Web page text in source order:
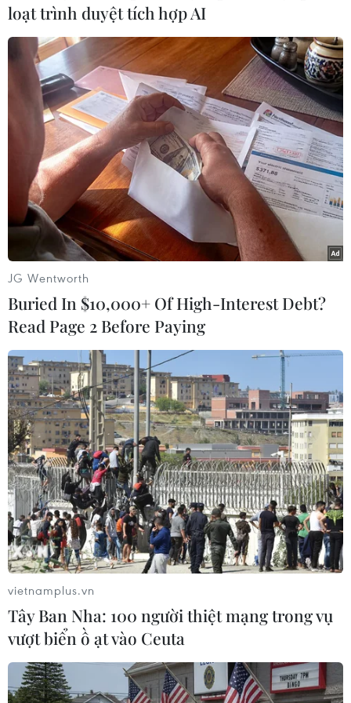
Jong-un, sự cố trong buổi lễ hạ
Xưởng đóng tàu Chongjin ở tỉnh
Bắc Hamgyong là “hành vi phạm
tội” không thể chấp nhận được.
(TTXVN/Vietnam+)
#sự cố tàu khu trục Triều Tiên
#tàu khu trục Triều Tiền
#Triều Tiên
Triều Tiên
Theo dõi VietnamPlus
TIN LIÊN QUAN
loạt trình duyệt tích hợp AI
JG Wentworth
Buried In $10,000+ Of High-Interest Debt?
Read Page 2 Before Paying
vietnamplus.vn
Tây Ban Nha: 100 người thiệt mạng trong vụ
vượt biển ồ ạt vào Ceuta